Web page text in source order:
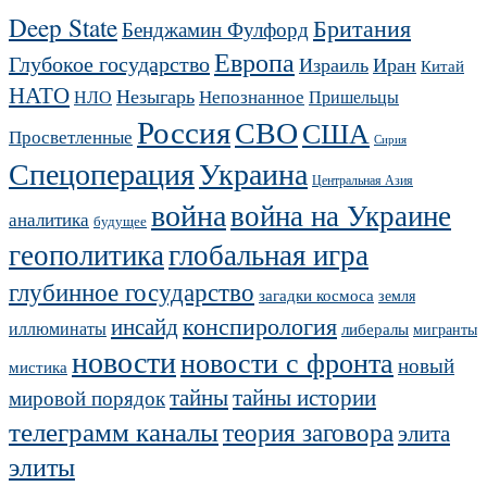
Deep StateБенджамин ФулфордБритания
Глубокое государствоЕвропаИзраильИран Китай
НАТОНЛО НезыгарьНепознанное Пришельцы
Просветленные РоссияСВОСША Сирия
СпецоперацияУкраина Центральная Азия
аналитика будущее войнавойна на Украине
геополитикаглобальная игра
глубинное государство загадки космоса земля
иллюминатыинсайдконспирология либералы мигранты
мистика новостиновости с фронтановый
мировой порядоктайнытайны истории
телеграмм каналытеория заговораэлита
элиты